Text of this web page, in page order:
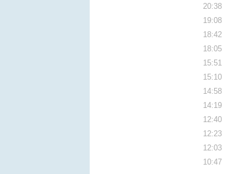
20:38
19:08
18:42
18:05
15:51
15:10
14:58
14:19
12:40
12:23
12:03
10:47